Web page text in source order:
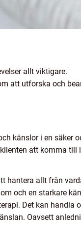
allt viktigare.
att utforska och
känslor i en säker
att komma till
hantera allt från
och en starkare
Det kan handla
Oavsett